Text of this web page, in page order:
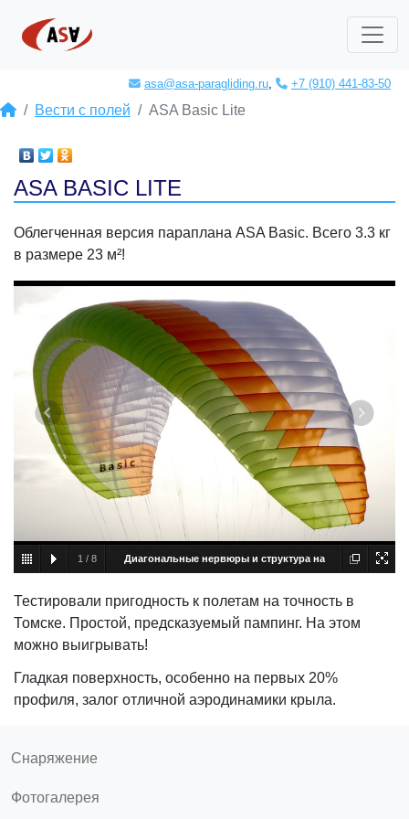
asa@asa-paragliding.ru, +7 (910) 441-83-50
Вести с полей ASA Basic Lite
ASA BASIC LITE
Облегченная версия параплана ASA Basic. Всего 3.3 кг
в размере 23 м²!
1 / 8 Диагональные нервюры и структура на
структура на просвет
Тестировали пригодность к полетам на точность в
Томске. Простой, предсказуемый пампинг. На этом
можно выигрывать!
Гладкая поверхность, особенно на первых 20%
профиля, залог отличной аэродинамики крыла.
Снаряжение
Фотогалерея